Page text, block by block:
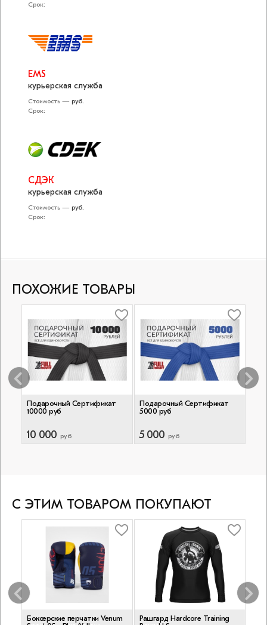
Срок:
EMS
курьерская служба
Стоимость — руб.
Срок:
СДЭК
курьерская служба
Стоимость — руб.
Срок:
ПОХОЖИЕ ТОВАРЫ
Подарочный Сертификат
10000 руб
10 000 руб
Подарочный Сертификат
5000 руб
5 000 руб
С ЭТИМ ТОВАРОМ ПОКУПАЮТ
Боксерские перчатки Venum
Рашгард Hardcore Training